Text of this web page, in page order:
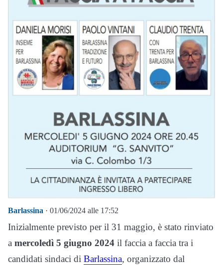
Barlassina · 01/06/2024 alle 17:52
Inizialmente previsto per il 31 maggio, è stato rinviato
a mercoledì 5 giugno 2024 il faccia a faccia tra i
candidati sindaci di Barlassina, organizzato dal